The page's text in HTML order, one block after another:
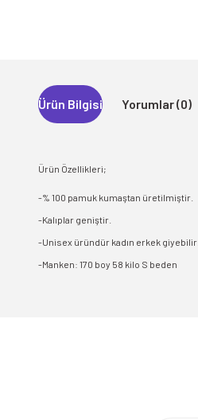
Ürün Bilgisi Yorumlar (0)
Ürün Özellikleri;
-% 100 pamuk kumaştan üretilmiştir.
-Kalıplar geniştir.
-Unisex üründür kadın erkek giyebilir.
-Manken: 170 boy 58 kilo S beden